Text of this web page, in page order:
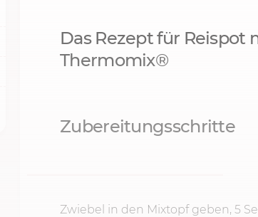
Das Rezept für
Thermomix®
Zubereitungsschritte
Zwiebel in den Mixtopf geben, 5